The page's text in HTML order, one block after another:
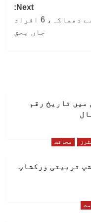
Next:
کندھ کوٹ میں گولا پھٹنے سے دھماکہ، 6 افراد
جاں بحق
میں تاریخ رقم
صحافت
تربیتی ورکشاپ